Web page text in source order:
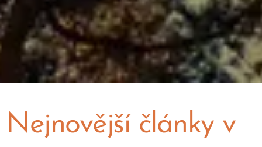
Nejnovější články v